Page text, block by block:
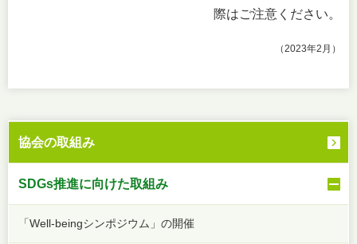
際はご注意ください。
（2023年2月）
協会の取組み
SDGs推進に向けた取組み
「Well-beingシンポジウム」の開催